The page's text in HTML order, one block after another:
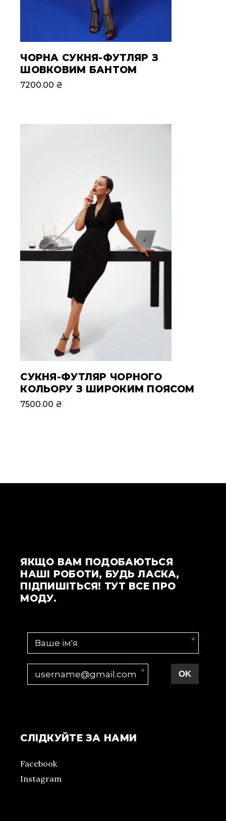
ЧОРНА СУКНЯ-ФУТЛЯР З
ШОВКОВИМ БАНТОМ
7200.00 ₴
СУКНЯ-ФУТЛЯР ЧОРНОГО
КОЛЬОРУ З ШИРОКИМ ПОЯСОМ
7500.00 ₴
ЯКЩО ВАМ ПОДОБАЮТЬСЯ
НАШІ РОБОТИ, БУДЬ ЛАСКА,
ПІДПИШІТЬСЯ! ТУТ ВСЕ ПРО
МОДУ.
*
* OK
СЛІДКУЙТЕ ЗА НАМИ
Facebook
Instagram